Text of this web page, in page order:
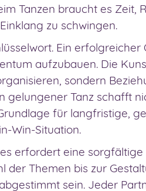
Tanzen braucht es Zeit,
zu schwingen.
Ein
aufzubauen. Die
sondern
gelungener Tanz schafft
für langfristige,
Win-Situation.
erfordert eine
der Themen bis zur
sein. Jeder